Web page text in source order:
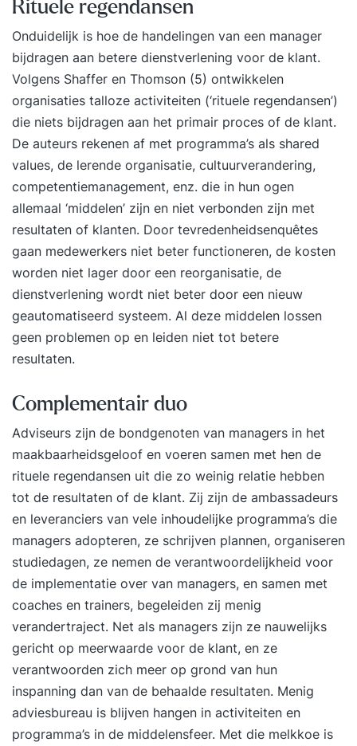
Rituele regendansen
Onduidelijk is hoe de handelingen van een manager
bijdragen aan betere dienstverlening voor de klant.
Volgens Shaffer en Thomson (5) ontwikkelen
organisaties talloze activiteiten (‘rituele regendansen’)
die niets bijdragen aan het primair proces of de klant.
De auteurs rekenen af met programma’s als shared
values, de lerende organisatie, cultuurverandering,
competentiemanagement, enz. die in hun ogen
allemaal ‘middelen’ zijn en niet verbonden zijn met
resultaten of klanten. Door tevredenheidsenquêtes
gaan medewerkers niet beter functioneren, de kosten
worden niet lager door een reorganisatie, de
dienstverlening wordt niet beter door een nieuw
geautomatiseerd systeem. Al deze middelen lossen
geen problemen op en leiden niet tot betere
resultaten.
Complementair duo
Adviseurs zijn de bondgenoten van managers in het
maakbaarheidsgeloof en voeren samen met hen de
rituele regendansen uit die zo weinig relatie hebben
tot de resultaten of de klant. Zij zijn de ambassadeurs
en leveranciers van vele inhoudelijke programma’s die
managers adopteren, ze schrijven plannen, organiseren
studiedagen, ze nemen de verantwoordelijkheid voor
de implementatie over van managers, en samen met
coaches en trainers, begeleiden zij menig
verandertraject. Net als managers zijn ze nauwelijks
gericht op meerwaarde voor de klant, en ze
verantwoorden zich meer op grond van hun
inspanning dan van de behaalde resultaten. Menig
adviesbureau is blijven hangen in activiteiten en
programma’s in de middelensfeer. Met die melkkoe is